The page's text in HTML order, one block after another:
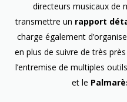
directeurs musicaux de
transmettre un rapport
charge également
en plus de suivre de très
l’entremise de multiples
et le